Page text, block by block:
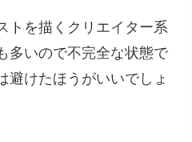
トを描くクリエイター系
多いので不完全な状態で
避けたほうがいいでしょ